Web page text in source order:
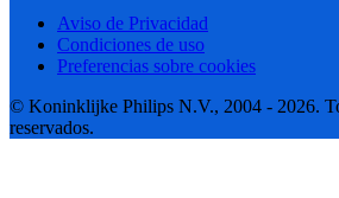
Aviso de Privacidad
Condiciones de uso
Preferencias sobre cookies
© Koninklijke Philips N.V., 2004 - 2026.
reservados.